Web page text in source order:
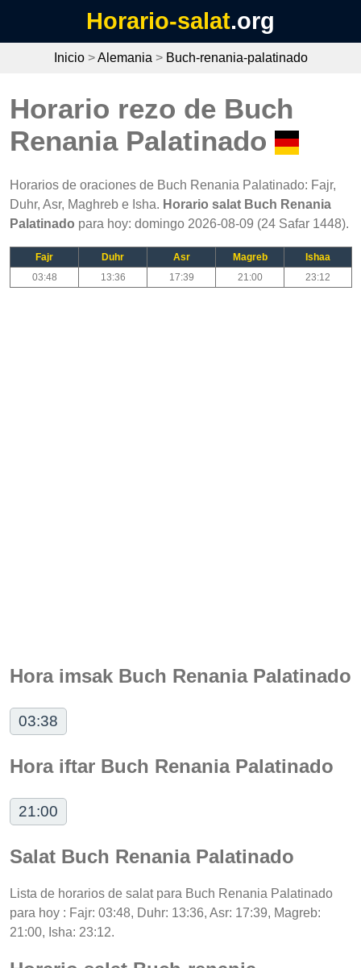
Horario-salat.org
Inicio>Alemania > Buch-renania-palatinado
Horario rezo de Buch
Renania Palatinado
Horarios de oraciones de Buch Renania Palatinado: Fajr,
Duhr, Asr, Maghreb e Isha. Horario salat Buch Renania
Palatinado para hoy: domingo 2026-08-09 (24 Safar 1448).
Fajr Duhr Asr Magreb
Ishaa
03:48
13:36 17:39 21:00 23:12
Hora imsak Buch Renania Palatinado
03:38
Hora iftar Buch Renania Palatinado
21:00
Salat Buch Renania Palatinado
Lista de horarios de salat para Buch Renania Palatinado
para hoy : Fajr: 03:48, Duhr: 13:36, Asr: 17:39, Magreb:
21:00, Isha: 23:12.